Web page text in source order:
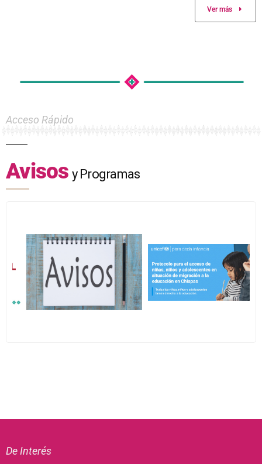
Ver más
Acceso Rápido
Avisos y Programas
De Interés